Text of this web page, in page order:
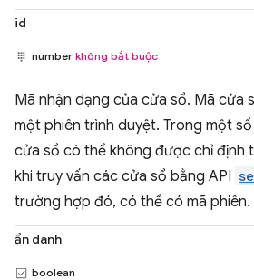
id
number không bắt buộc
Mã nhận dạng của cửa sổ. Mã cửa
một phiên trình duyệt. Trong một
cửa sổ có thể không được chỉ định
khi truy vấn các cửa sổ bằng API
trường hợp đó, có thể có mã phiên.
ẩn danh
boolean